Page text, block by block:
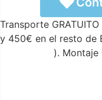
Transporte
y 450€ en el resto de
). Montaje